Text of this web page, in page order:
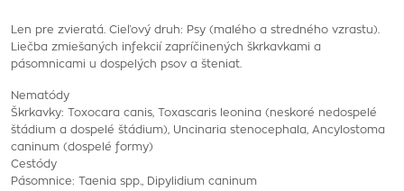
Len pre zvieratá. Cieľový druh: Psy (malého a stredného vzrastu).
Liečba zmiešaných infekcií zapríčinených škrkavkami a
pásomnicami u dospelých psov a šteniat.
Nematódy
Škrkavky: Toxocara canis, Toxascaris leonina (neskoré nedospelé
štádium a dospelé štádium), Uncinaria stenocephala, Ancylostoma
caninum (dospelé formy)
Cestódy
Pásomnice: Taenia spp., Dipylidium caninum